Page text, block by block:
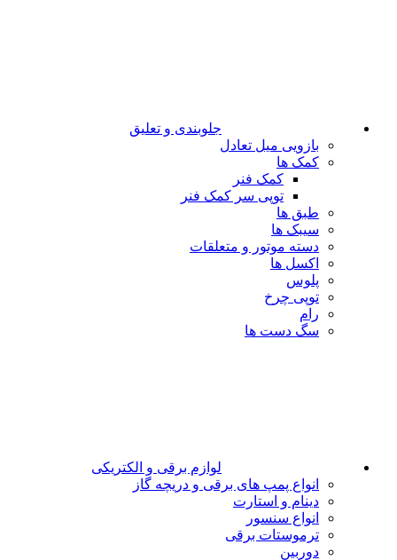
جلوبندی و تعلیق
بازویی میل تعادل
کمک ها
کمک فنر
توپی سر کمک فنر
طبق ها
سیبک ها
دسته موتور و متعلقات
اکسل ها
پلوس
توپی چرخ
رام
سگ دست ها
لوازم برقی و الکتریکی
انواع پمپ های برقی و دریچه گاز
دینام و استارت
انواع سنسور
ترموستات برقی
دوربین